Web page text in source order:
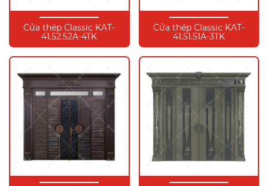
Cửa thép Classic KAT-
41.52.52A-4TK
Cửa thép Classic KAT-
41.51.51A-3TK